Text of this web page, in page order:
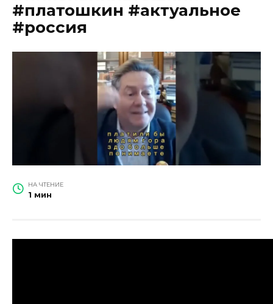
#платошкин #актуальное
#россия
НА ЧТЕНИЕ
1 мин